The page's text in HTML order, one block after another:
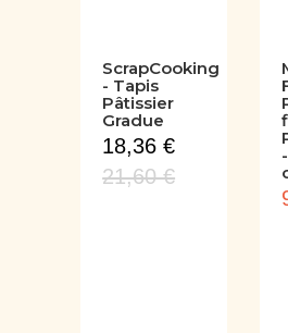
ScrapCooking
- Tapis
Pâtissier
Gradue
18,36 €